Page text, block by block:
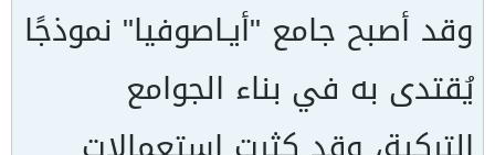
وقد أصبح جامع "أيـاصوفيا" نموذجًا
يُقتدى به في بناء الجوامع